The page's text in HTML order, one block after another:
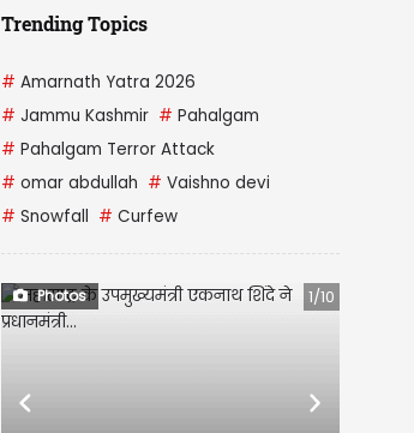
Trending Topics
# Amarnath Yatra 2026
# Jammu Kashmir # Pahalgam
# Pahalgam Terror Attack
# omar abdullah # Vaishno devi
# Snowfall # Curfew
Photos 1/10
Previous Next